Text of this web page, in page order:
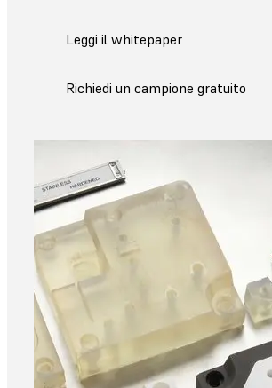
Leggi il whitepaper
Richiedi un campione gratuito